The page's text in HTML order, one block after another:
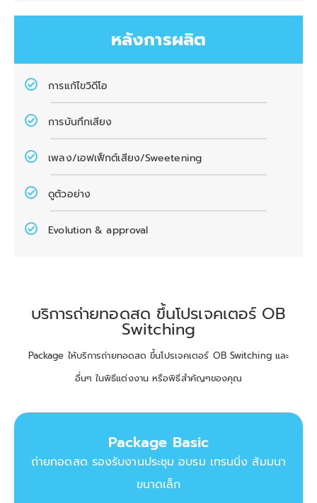
หลังการผลิต
การแก้ไขวิดีโอ
การบันทึกเสียง
เพลง/เอฟเฟ็กต์เสียง/Sweetening
ดูตัวอย่าง
Evolution & approval
บริการถ่ายทอดสด ขึ้นโปรเจคเตอร์ OB
Switching
Package ให้บริการถ่ายทอดสด ขึ้นโปรเจคเตอร์ OB Switching และ
อื่นๆ ในพิธีแต่งงาน หรือพิธีสำคัญๆของคุณ
Package Basic
ถ่ายทอดสด รองรับงานประชุม อบรม เทรนนิ่ง สัมมนา
ขนาดเล็ก